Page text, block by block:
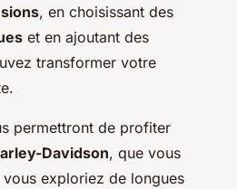
, en choisissant des
et en ajoutant des
transformer votre
permettront de profiter
Davidson, que vous
exploriez de longues